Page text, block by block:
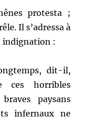
protesta ;
Il s’adressa à
indignation :
dit-il,
ces horribles
paysans
infernaux ne